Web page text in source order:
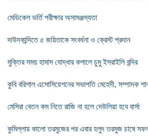
মেডিকেল ভর্তি পরীক্ষার অসামঞ্জস্যতা
দাউদকান্দিতে ৫ জয়িতাকে সংবর্ধনা ও ক্রেস্ট প্রদান
মুক্তির সময় হামাস যোদ্ধার কপালে চুমু ইসরাইলি বন্দির
কুবি বরিশাল এসোসিয়েশনের সভাপতি মেহেদী, সম্পাদক
মেসিরা বেতন কম নিতে রাজি না হলে দেউলিয়া হবে বার্সা
কুমিল্লায় কালো তরমুজের পর এবার হলুদ তরমুজ চাষে